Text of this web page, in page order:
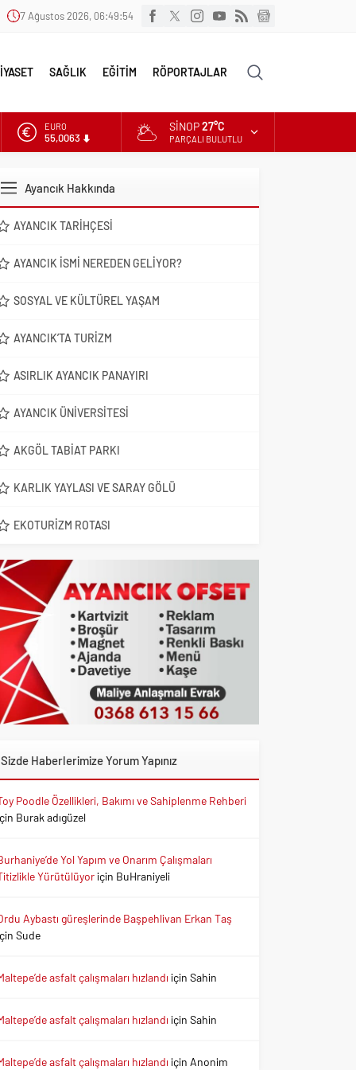
7 Ağustos 2026, 06:49:55
SAĞLIK EĞİTİM RÖPORTAJLAR
ALTIN
6.543,59
EURO
SINOP27°C
PARÇALI BULUTLU
Ayancık Hakkında
AYANCIK TARIHÇESI
AYANCIK İSMI NEREDEN GELIYOR?
SOSYAL VE KÜLTÜREL YAŞAM
AYANCIK’TA TURIZM
ASIRLIK AYANCIK PANAYIRI
AYANCIK ÜNIVERSITESI
AKGÖL TABIAT PARKI
KARLIK YAYLASI VE SARAY GÖLÜ
EKOTURIZM ROTASI
Sizde Haberlerimize Yorum Yapınız
Poodle Özellikleri, Bakımı ve Sahiplenme Rehberi
Burak adıgüzel
Yol Yapım ve Onarım Çalışmaları
Yürütülüyoriçin BuHraniyeli
Aybastı güreşlerinde Başpehlivan Erkan Taş
Sude
asfalt çalışmaları hızlandı içinSahin
asfalt çalışmaları hızlandı içinSahin
asfalt çalışmaları hızlandı için Anonim